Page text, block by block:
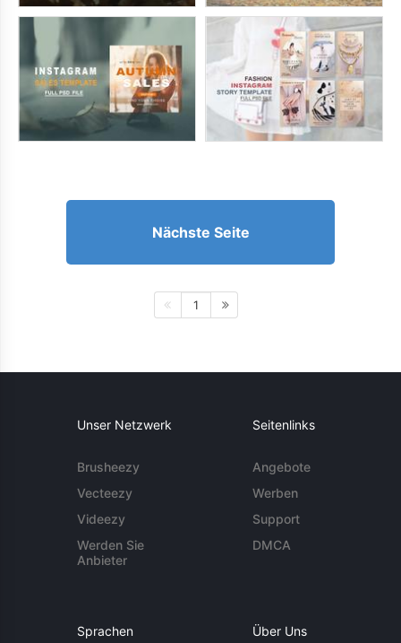
Nächste Seite
1
Unser Netzwerk
Brusheezy
Vecteezy
Videezy
Werden Sie
Anbieter
Seitenlinks
Angebote
Werben
Support
DMCA
Sprachen Über Uns